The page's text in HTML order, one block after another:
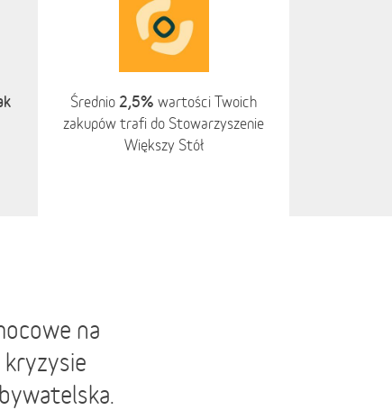
Średnio 2,5% wartości Twoich
zakupów trafi do Stowarzyszenie
Większy Stół
na
kryzysie